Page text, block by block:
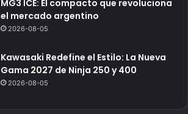
MG3 ICE: El compacto que revoluciona
el mercado argentino
2026-08-05
Kawasaki Redefine el Estilo: La Nueva
Gama 2027 de Ninja 250 y 400
2026-08-05